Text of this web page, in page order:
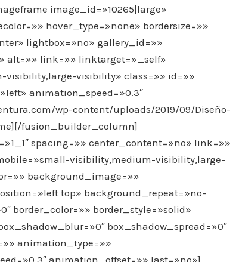
image_id=»10265|large»
hover_type=»none» bordersize=»»
lightbox=»no» gallery_id=»»
alt=»» link=»» linktarget=»_self»
visibility» class=»» id=»»
animation_speed=»0.3″
wp-content/uploads/2019/09/Diseño-
fusion_builder_column]
spacing=»» center_content=»no» link=»»
visibility,medium-visibility,large-
background_image=»»
top» background_repeat=»no-
border_color=»» border_style=»solid»
box_shadow_spread=»0″
animation_type=»»